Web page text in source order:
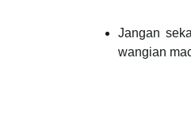
Jangan
wangian